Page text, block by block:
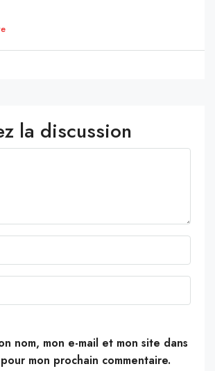
la discussion
nom, mon e-mail et mon site dans
mon prochain commentaire.